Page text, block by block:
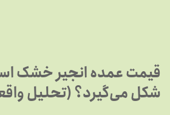
قیمت عمده انجیر خشک
شکل می‌گیرد؟ (تحلیل